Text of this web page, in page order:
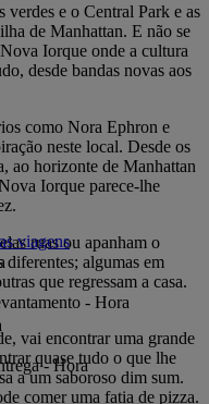
verdes e o Central Park e as
de Manhattan. E não se
Iorque onde a cultura
desde bandas novas aos
como Nora Ephron e
neste local. Desde os
ao horizonte de Manhattan
Iorque parece-lhe
ruas ou apanham o
algumas em
que regressam a casa.
vai encontrar uma grande
quase tudo o que lhe
a um saboroso dim sum.
comer uma fatia de pizza.
viagens
- Hora
- Hora